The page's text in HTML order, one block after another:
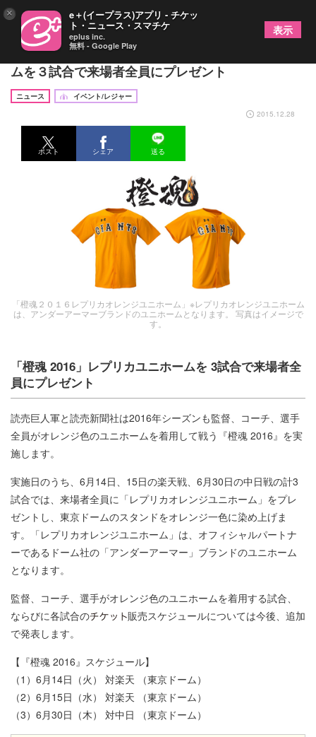
読売ジャイアンツ「橙魂 2016」レプリカユニホー
ムを３試合で来場者全員にプレゼント
ニュース
イベント/レジャー
2015.12.28
ポスト シェア 送る
「橙魂２０１６レプリカオレンジユニホーム」※レプリカオレンジユニホーム
は、アンダーアーマーブランドのユニホームとなります。 写真はイメージで
す。
「橙魂 2016」レプリカユニホームを 3試合で来場者全
員にプレゼント
読売巨人軍と読売新聞社は2016年シーズンも監督、コーチ、選手
全員がオレンジ色のユニホームを着用して戦う『橙魂 2016』を実
施します。
実施日のうち、6月14日、15日の楽天戦、6月30日の中日戦の計3
試合では、来場者全員に「レプリカオレンジユニホーム」をプレ
ゼントし、東京ドームのスタンドをオレンジ一色に染め上げま
す。「レプリカオレンジユニホーム」は、オフィシャルパートナ
ーであるドーム社の「アンダーアーマー」ブランドのユニホーム
となります。
監督、コーチ、選手がオレンジ色のユニホームを着用する試合、
ならびに各試合の
販売スケジュールについては今後、追加
で発表します。
【『橙魂 2016』スケジュール】
（1）6月14日（火） 対楽天 （東京ドーム）
（2）6月15日（水） 対楽天 （東京ドーム）
（3）6月30日（木） 対中日 （東京ドーム）
× e＋(イープラス)アプリ - チケッ
ト・ニュース・スマチケ
eplus inc.
無料 - Google Play
表示